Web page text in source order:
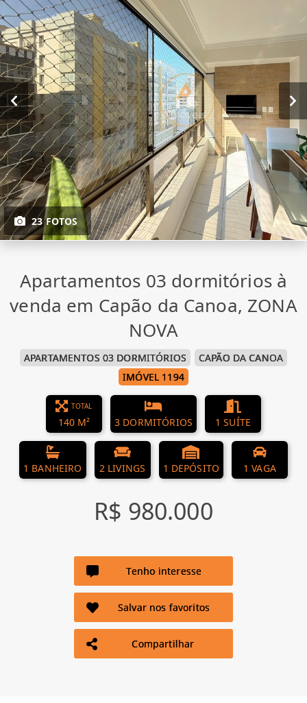
23 FOTOS
Apartamentos 03 dormitórios à
venda em Capão da Canoa, ZONA
NOVA
APARTAMENTOS 03 DORMITÓRIOS
CAPÃO DA CANOA
IMÓVEL 1194
TOTAL
140 M² 3 DORMITÓRIOS 1 SUÍTE
1 BANHEIRO 2 LIVINGS 1 DEPÓSITO 1 VAGA
R$ 980.000
Tenho interesse
Salvar nos favoritos
Compartilhar